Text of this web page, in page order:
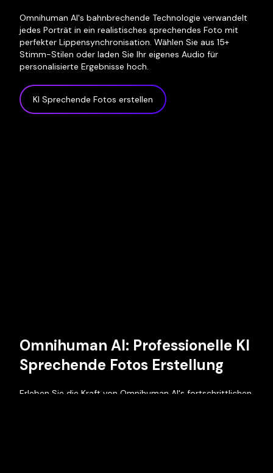
Omnihuman AI's bahnbrechende Technologie verwandelt
jedes Porträt in ein realistisches sprechendes Foto mit
perfekter Lippensynchronisation. Wählen Sie aus 15+
Stimm-Stilen oder laden Sie Ihr eigenes Audio für
personalisierte Ergebnisse hoch.
KI Sprechende Fotos erstellen
Omnihuman AI: Professionelle KI
Sprechende Fotos Erstellung
Erleben Sie die Kraft von Omnihuman AI's fortschrittlichen